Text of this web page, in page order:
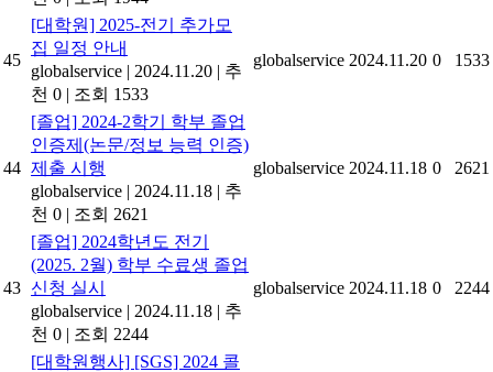
45
[대학원] 2025-전기 추가모
집 일정 안내
globalservice | 2024.11.20 | 추
천 0 | 조회 1533
globalservice 2024.11.20 0 1533
44
[졸업] 2024-2학기 학부 졸업
인증제(논문/정보 능력 인증)
제출 시행
globalservice | 2024.11.18 | 추
천 0 | 조회 2621
globalservice 2024.11.18 0 2621
43
[졸업] 2024학년도 전기
(2025. 2월) 학부 수료생 졸업
신청 실시
globalservice | 2024.11.18 | 추
천 0 | 조회 2244
globalservice 2024.11.18 0 2244
[대학원행사] [SGS] 2024 콜